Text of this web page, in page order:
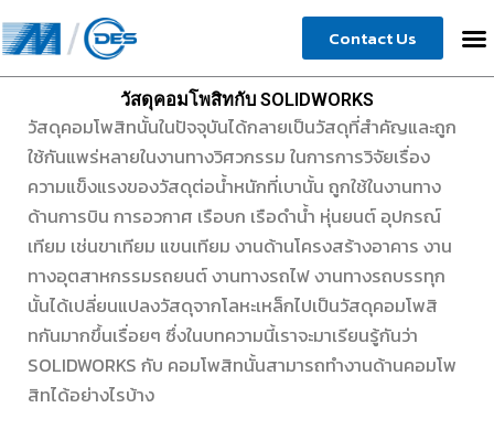
to
content
Contact Us
วัสดุคอมโพสิทกับ SOLIDWORKS
วัสดุคอมโพสิทนั้นในปัจจุบันได้กลายเป็นวัสดุที่สำคัญและถูก
ใช้กันแพร่หลายในงานทางวิศวกรรม ในการการวิจัยเรื่อง
ความแข็งแรงของวัสดุต่อน้ำหนักที่เบานั้น ถูกใช้ในงานทาง
ด้านการบิน การอวกาศ เรือบก เรือดำน้ำ หุ่นยนต์ อุปกรณ์
เทียม เช่นขาเทียม แขนเทียม งานด้านโครงสร้างอาคาร งาน
ทางอุตสาหกรรมรถยนต์ งานทางรถไฟ งานทางรถบรรทุก
นั้นได้เปลี่ยนแปลงวัสดุจากโลหะเหล็กไปเป็นวัสดุคอมโพสิ
ทกันมากขึ้นเรื่อยๆ ซึ่งในบทความนี้เราจะมาเรียนรู้กันว่า
SOLIDWORKS กับ คอมโพสิทนั้นสามารถทำงานด้านคอมโพ
สิทได้อย่างไรบ้าง